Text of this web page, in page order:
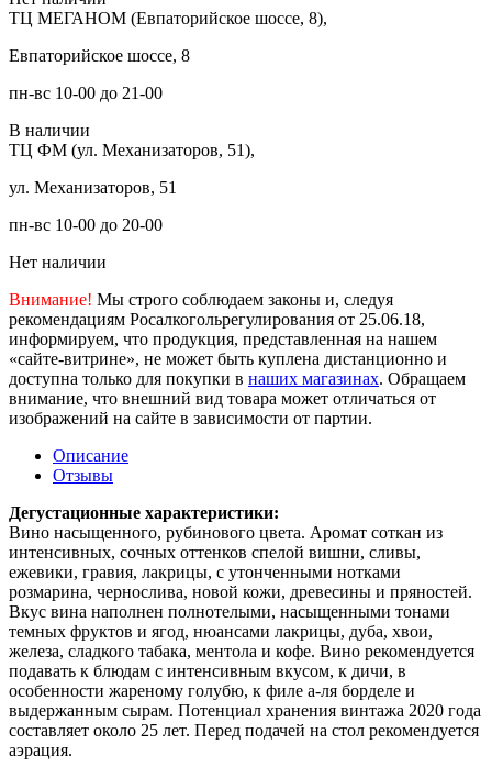
ТЦ МЕГАНОМ (Евпаторийское шоссе, 8),
Евпаторийское шоссе, 8
пн-вс 10-00 до 21-00
В наличии
ТЦ ФМ (ул. Механизаторов, 51),
ул. Механизаторов, 51
пн-вс 10-00 до 20-00
Нет наличии
Внимание! Мы строго соблюдаем законы и, следуя
рекомендациям Росалкогольрегулирования от 25.06.18,
информируем, что продукция, представленная на нашем
«сайте-витрине», не может быть куплена дистанционно и
доступна только для покупки в наших магазинах. Обращаем
внимание, что внешний вид товара может отличаться от
изображений на сайте в зависимости от партии.
Описание
Отзывы
Дегустационные характеристики:
Вино насыщенного, рубинового цвета. Аромат соткан из
интенсивных, сочных оттенков спелой вишни, сливы,
ежевики, гравия, лакрицы, с утонченными нотками
розмарина, чернослива, новой кожи, древесины и пряностей.
Вкус вина наполнен полнотелыми, насыщенными тонами
темных фруктов и ягод, нюансами лакрицы, дуба, хвои,
железа, сладкого табака, ментола и кофе. Вино рекомендуется
подавать к блюдам с интенсивным вкусом, к дичи, в
особенности жареному голубю, к филе а-ля борделе и
выдержанным сырам. Потенциал хранения винтажа 2020 года
составляет около 25 лет. Перед подачей на стол рекомендуется
аэрация.